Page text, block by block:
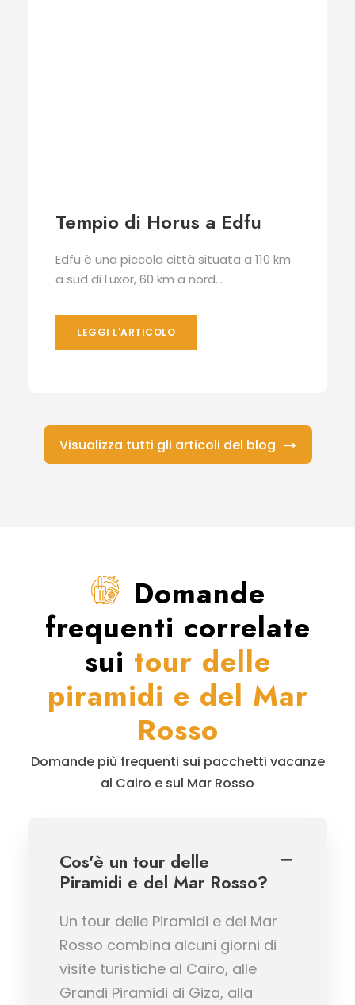
Tempio di Horus a Edfu
Edfu è una piccola città situata a 110 km
a sud di Luxor, 60 km a nord...
LEGGI L'ARTICOLO
Visualizza tutti gli articoli del blog
Domande
frequenti correlate
sui tour delle
piramidi e del Mar
Rosso
Domande più frequenti sui pacchetti vacanze
al Cairo e sul Mar Rosso
Cos'è un tour delle
Piramidi e del Mar Rosso?
Un tour delle Piramidi e del Mar
Rosso combina alcuni giorni di
visite turistiche al Cairo, alle
Grandi Piramidi di Giza, alla